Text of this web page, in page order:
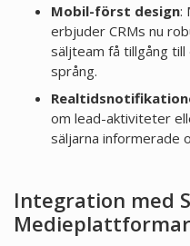
Mobil-först design:
erbjuder CRMs nu
säljteam få tillgång
språng.
om lead-aktiviteter
säljarna informerade
Integration med
Medieplattformar